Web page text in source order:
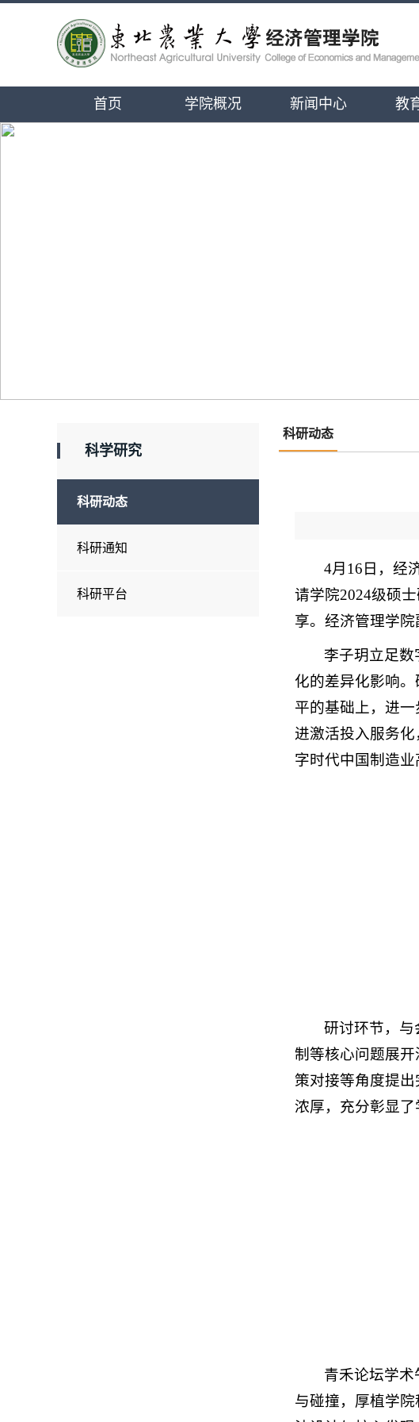
首页 学院概况 新闻中心 教
科学研究
科研动态
科研通知
科研平台
科研动态
4月16日，经
请学院2024级硕
享。经济管理学
李子玥立足
化的差异化影响
平的基础上，进
进激活投入服务
字时代中国制造业
研讨环节，
制等核心问题展
策对接等角度提
浓厚，充分彰显了
青禾论坛学
与碰撞，厚植学